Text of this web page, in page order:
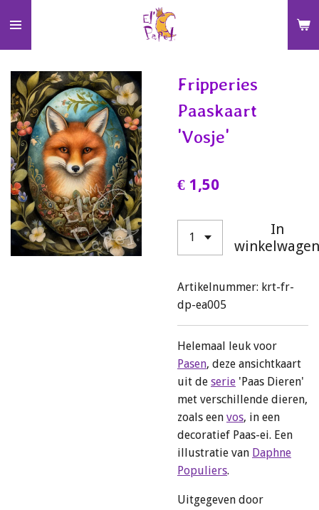
direct
naar
de
hoofdinhoud
Fripperies
Paaskaart
'Vosje'
€ 1,50
In
winkelwagen
Artikelnummer: krt-fr-
dp-ea005
Helemaal leuk voor
Pasen, deze ansichtkaart
uit de serie 'Paas Dieren'
met verschillende dieren,
zoals een vos, in een
decoratief Paas-ei. Een
illustratie van Daphne
Populiers.
Uitgegeven door